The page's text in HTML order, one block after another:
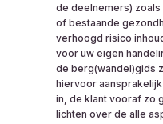
de deelnemers)
of bestaande
verhoogd risico
voor uw eigen
de berg(wandel)gids
hiervoor
in, de klant vooraf zo
lichten over de alle